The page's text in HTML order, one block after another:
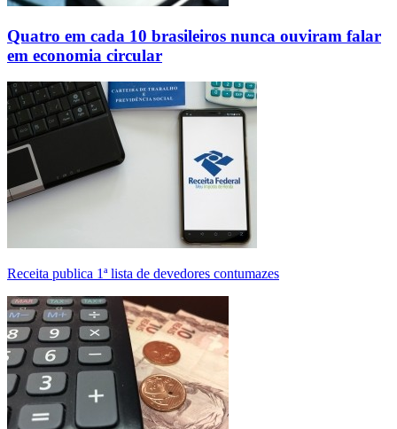
Quatro em cada 10 brasileiros nunca ouviram falar
em economia circular
Receita publica 1ª lista de devedores contumazes